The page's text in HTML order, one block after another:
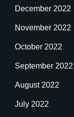
December 2022
November 2022
October 2022
September 2022
August 2022
July 2022